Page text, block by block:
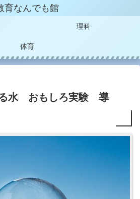
育なんでも館
理科
体育
る水 おもしろ実験 導